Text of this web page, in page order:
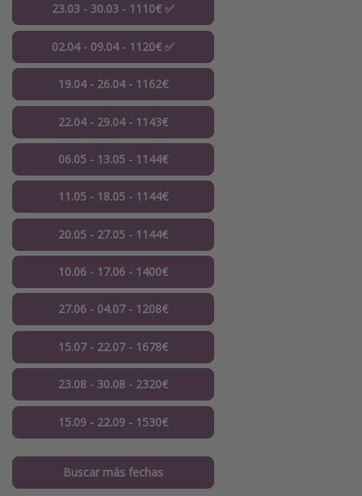
23.03 - 30.03 - 1110€ ✅
02.04 - 09.04 - 1120€ ✅
19.04 - 26.04 - 1162€
22.04 - 29.04 - 1143€
06.05 - 13.05 - 1144€
11.05 - 18.05 - 1144€
20.05 - 27.05 - 1144€
10.06 - 17.06 - 1400€
27.06 - 04.07 - 1208€
15.07 - 22.07 - 1678€
23.08 - 30.08 - 2320€
15.09 - 22.09 - 1530€
Buscar más fechas